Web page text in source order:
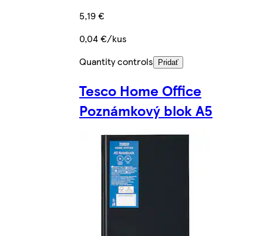
5,19 €
0,04 €/kus
Quantity controls
Pridať
Tesco Home Office
Poznámkový blok A5